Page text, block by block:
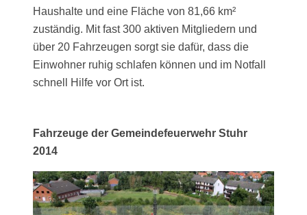
Haushalte und eine Fläche von 81,66 km²
zuständig. Mit fast 300 aktiven Mitgliedern und
über 20 Fahrzeugen sorgt sie dafür, dass die
Einwohner ruhig schlafen können und im Notfall
schnell Hilfe vor Ort ist.
Fahrzeuge der Gemeindefeuerwehr Stuhr
2014